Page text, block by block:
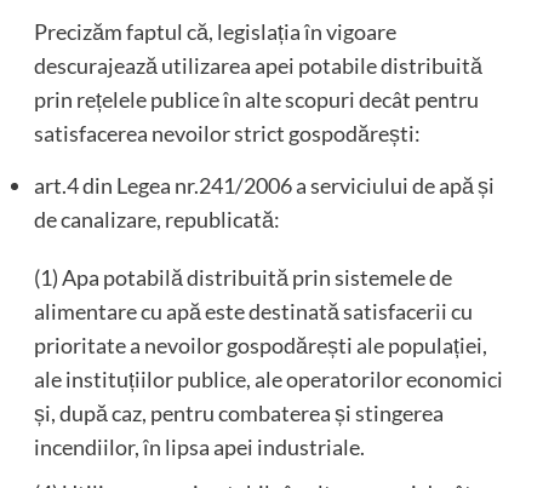
Precizăm faptul că, legislația în vigoare
descurajează utilizarea apei potabile distribuită
prin rețelele publice în alte scopuri decât pentru
satisfacerea nevoilor strict gospodărești:
art.4 din Legea nr.241/2006 a serviciului de apă și
de canalizare, republicată:
(1) Apa potabilă distribuită prin sistemele de
alimentare cu apă este destinată satisfacerii cu
prioritate a nevoilor gospodărești ale populației,
ale instituțiilor publice, ale operatorilor economici
și, după caz, pentru combaterea și stingerea
incendiilor, în lipsa apei industriale.